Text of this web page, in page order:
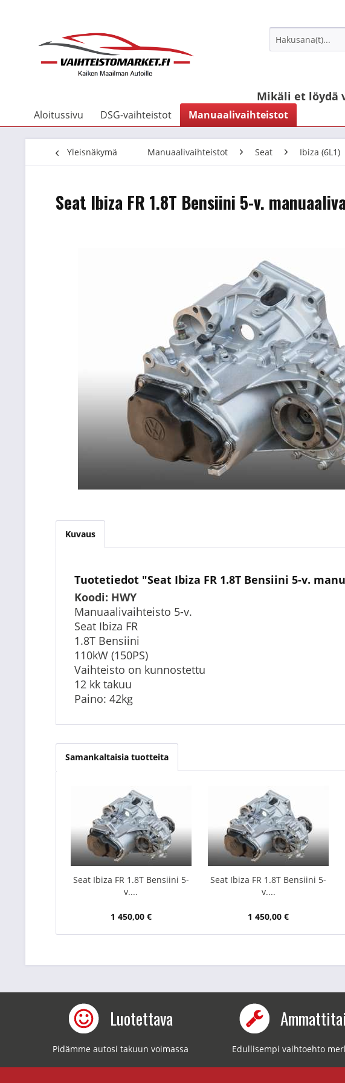
Mikäli et löydä
Aloitussivu DSG-vaihteistot Manuaalivaihteistot
Yleisnäkymä Manuaalivaihteistot Seat Ibiza (6L1)
Seat Ibiza FR 1.8T Bensiini 5-v.
Kuvaus
Tuotetiedot "Seat Ibiza FR 1.8T Bensiini 5-v.
Koodi: HWY
Manuaalivaihteisto 5-v.
Seat Ibiza FR
1.8T Bensiini
110kW (150PS)
Vaihteisto on kunnostettu
12 kk takuu
Paino: 42kg
Samankaltaisia tuotteita
Seat Ibiza FR 1.8T Bensiini 5-
v....
1 450,00 €
Seat Ibiza FR 1.8T Bensiini 5-
v....
1 450,00 €
Luotettava
Pidämme autosi takuun voimassa Edullisempi vaihtoehto